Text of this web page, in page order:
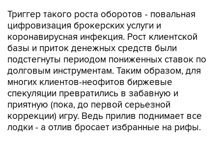
Триггер такого роста оборотов - повальная
цифровизация брокерских услуги и
коронавирусная инфекция. Рост клиентской
базы и приток денежных средств были
подстегнуты периодом пониженных ставок по
долговым инструментам. Таким образом, для
многих клиентов-неофитов биржевые
спекуляции превратились в забавную и
приятную (пока, до первой серьезной
коррекции) игру. Ведь прилив поднимает все
лодки - а отлив бросает избранные на рифы.